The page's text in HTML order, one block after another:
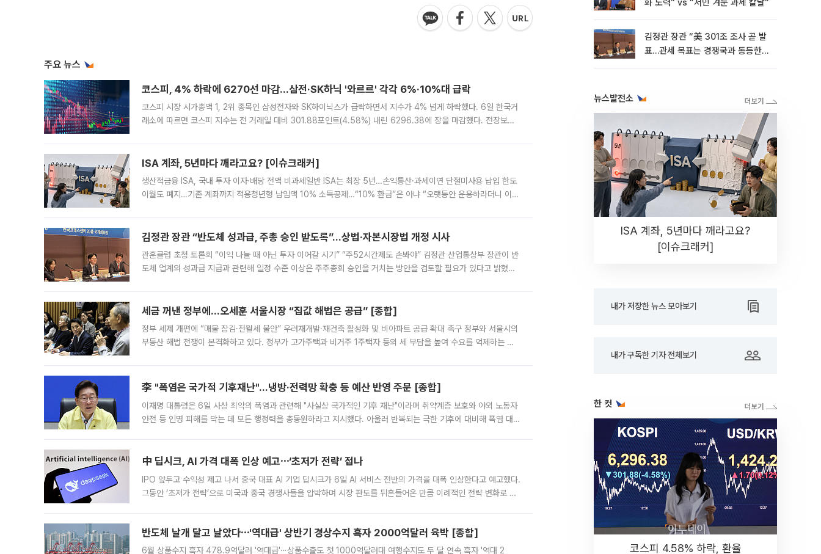
주요 뉴스
코스피, 4% 하락에 6270선 마감…삼전·SK하닉 '와르르' 각각 6%·10%대 급락
코스피 시장 시가총액 1, 2위 종목인 삼성전자와 SK하이닉스가 급락하면서 지수가 4% 넘게 하락했다. 6일 한국거
래소에 따르면 코스피 지수는 전 거래일 대비 301.88포인트(4.58%) 내린 6296.38에 장을 마감했다. 전장보다
ISA 계좌, 5년마다 깨라고요? [이슈크래커]
생산적금융 ISA, 국내 투자 이자·배당 전액 비과세일반 ISA는 최장 5년…손익통산·과세이연 단절미사용 납입 한도
이월도 폐지…기존 계좌까지 적용청년형 납입액 10% 소득공제…“10% 환급”은 아냐 “오랫동안 운용하라더니 이제
김정관 장관 “반도체 성과급, 주총 승인 받도록”…상법·자본시장법 개정 시사
관훈클럽 초청 토론회 “이익 나눌 때 아닌 투자 이어갈 시기” “주52시간제도 손봐야” 김정관 산업통상부 장관이 반
도체 업계의 성과급 지급과 관련해 일정 수준 이상은 주주총회 승인을 거치는 방안을 검토할 필요가 있다고 밝혔다.
세금 꺼낸 정부에…오세훈 서울시장 “집값 해법은 공급” [종합]
정부 세제 개편에 “매물 잠김·전월세 불안” 우려재개발·재건축 활성화 및 비아파트 공급 확대 촉구 정부와 서울시의
부동산 해법 전쟁이 본격화하고 있다. 정부가 고가주택과 비거주 1주택자 등의 세 부담을 높여 수요를 억제하는 카
李 "폭염은 국가적 기후재난"…냉방·전력망 확충 등 예산 반영 주문 [종합]
이재명 대통령은 6일 사상 최악의 폭염과 관련해 "사실상 국가적인 기후 재난"이라며 취약계층 보호와 야외 노동자
안전 등 인명 피해를 막는 데 모든 행정력을 총동원하라고 지시했다. 아울러 반복되는 극한 기후에 대비해 폭염 대응
中 딥시크, AI 가격 대폭 인상 예고⋯‘초저가 전략’ 접나
IPO 앞두고 수익성 제고 나서 중국 대표 AI 기업 딥시크가 6일 AI 서비스 전반의 가격을 대폭 인상한다고 예고했다.
그동안 ‘초저가 전략’으로 미국과 중국 경쟁사들을 압박하며 시장 판도를 뒤흔들어온 만큼 이례적인 전략 변화로 평
반도체 날개 달고 날았다⋯'역대급' 상반기 경상수지 흑자 2000억달러 육박 [종합]
6월 상품수지 흑자 478.9억달러 '역대급'⋯상품수출도 첫 1000억달러대 여행수지도 두 달 연속 흑자 '역대 2
화 노력” vs “서민 겨눈 과세 칼날”
김정관 장관 “美 301조 조사 곧 발
표…관세 목표는 경쟁국과 동등한
뉴스발전소
ISA 계좌, 5년마다 깨라고요?
[이슈크래커]
내가 저장한 뉴스 모아보기
내가 구독한 기자 전체보기
한 컷
코스피 4.58% 하락, 환율